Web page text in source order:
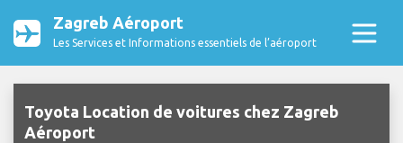
Zagreb Aéroport
Les Services et Informations essentiels de l’aéroport
Toyota Location de voitures chez Zagreb
Aéroport